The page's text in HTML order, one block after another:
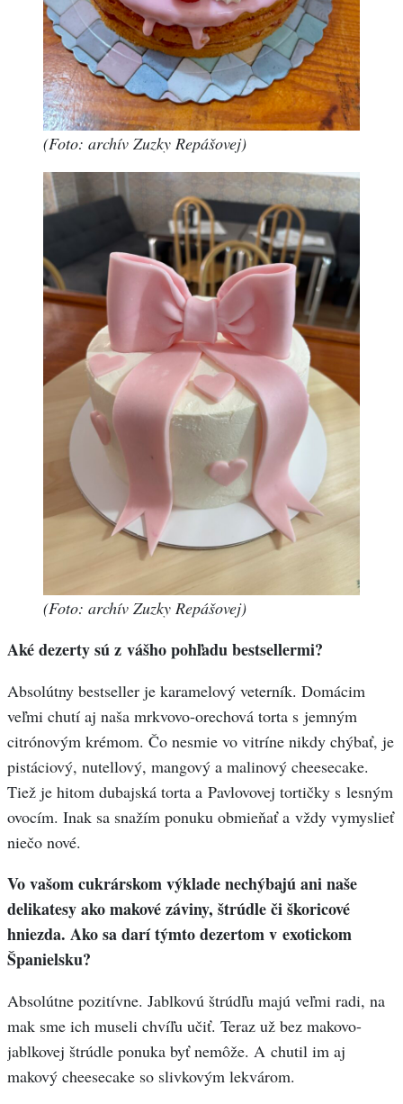
(Foto: archív Zuzky Repášovej)
(Foto: archív Zuzky Repášovej)
Aké dezerty sú z vášho pohľadu bestsellermi?
Absolútny bestseller je karamelový veterník. Domácim
veľmi chutí aj naša mrkvovo-orechová torta s jemným
citrónovým krémom. Čo nesmie vo vitríne nikdy chýbať, je
pistáciový, nutellový, mangový a malinový cheesecake.
Tiež je hitom dubajská torta a Pavlovovej tortičky s lesným
ovocím. Inak sa snažím ponuku obmieňať a vždy vymyslieť
niečo nové.
Vo vašom cukrárskom výklade nechýbajú ani naše
delikatesy ako makové záviny, štrúdle či škoricové
hniezda. Ako sa darí týmto dezertom v exotickom
Španielsku?
Absolútne pozitívne. Jablkovú štrúdľu majú veľmi radi, na
mak sme ich museli chvíľu učiť. Teraz už bez makovo-
jablkovej štrúdle ponuka byť nemôže. A chutil im aj
makový cheesecake so slivkovým lekvárom.